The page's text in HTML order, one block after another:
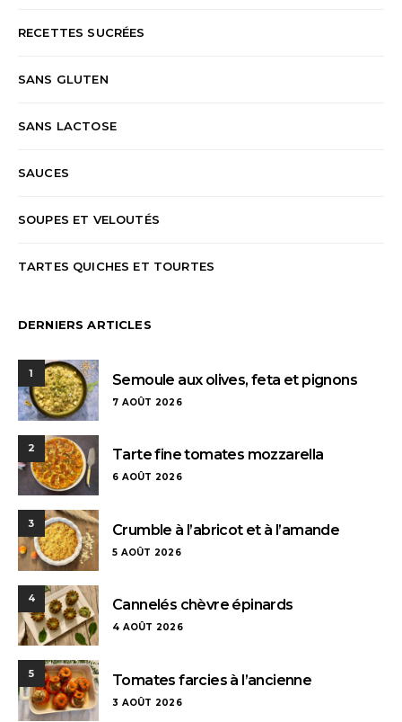
RECETTES SUCRÉES
SANS GLUTEN
SANS LACTOSE
SAUCES
SOUPES ET VELOUTÉS
TARTES QUICHES ET TOURTES
DERNIERS ARTICLES
1 Semoule aux olives, feta et pignons
7 AOÛT 2026
2 Tarte fine tomates mozzarella
6 AOÛT 2026
3 Crumble à l’abricot et à l’amande
5 AOÛT 2026
4 Cannelés chèvre épinards
4 AOÛT 2026
5 Tomates farcies à l’ancienne
3 AOÛT 2026